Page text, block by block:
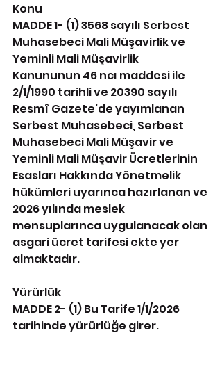
Konu
MADDE 1- (1) 3568 sayılı Serbest
Muhasebeci Mali Müşavirlik ve
Yeminli Mali Müşavirlik
Kanununun 46 ncı maddesi ile
2/1/1990 tarihli ve 20390 sayılı
Resmî Gazete’de yayımlanan
Serbest Muhasebeci, Serbest
Muhasebeci Mali Müşavir ve
Yeminli Mali Müşavir Ücretlerinin
Esasları Hakkında Yönetmelik
hükümleri uyarınca hazırlanan ve
2026 yılında meslek
mensuplarınca uygulanacak olan
asgari ücret tarifesi ekte yer
almaktadır.
Yürürlük
MADDE 2- (1) Bu Tarife 1/1/2026
tarihinde yürürlüğe girer.